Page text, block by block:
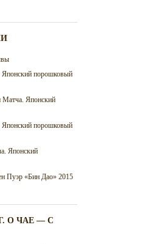
Японский порошковый
Матча. Японский
Японский порошковый
Японский
Пуэр «Бин Дао» 2015
О ЧАЕ — С